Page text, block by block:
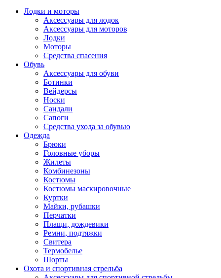
Лодки и моторы
Аксессуары для лодок
Аксессуары для моторов
Лодки
Моторы
Средства спасения
Обувь
Аксессуары для обуви
Ботинки
Вейдерсы
Носки
Сандали
Сапоги
Средства ухода за обувью
Одежда
Брюки
Головные уборы
Жилеты
Комбинезоны
Костюмы
Костюмы маскировочные
Куртки
Майки, рубашки
Перчатки
Плащи, дождевики
Ремни, подтяжки
Свитера
Термобелье
Шорты
Охота и спортивная стрельба